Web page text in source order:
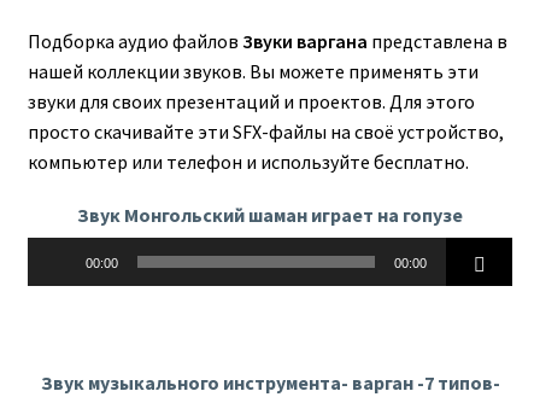
Подборка аудио файлов Звуки варгана представлена в
нашей коллекции звуков. Вы можете применять эти
звуки для своих презентаций и проектов. Для этого
просто скачивайте эти SFX-файлы на своё устройство,
компьютер или телефон и используйте бесплатно.
Звук Монгольский шаман играет на гопузе
00:00 00:00
Звук музыкального инструмента- варган -7 типов-